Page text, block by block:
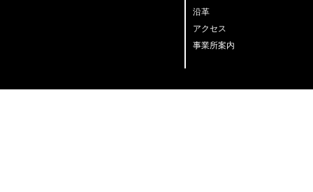
沿革
アクセス
事業所案内